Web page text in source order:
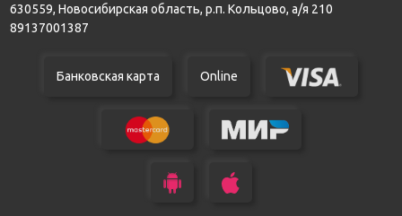
630559, Новосибирская область, р.п. Кольцово, а/я 210
89137001387
Банковская карта Online